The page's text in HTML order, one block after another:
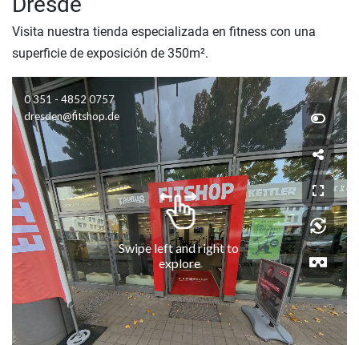
Visita nuestra tienda especializada en fitness con una
superficie de exposición de 350m².